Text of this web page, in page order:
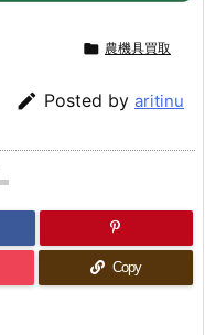
 農機具買取
 Posted by aritinu
Copy